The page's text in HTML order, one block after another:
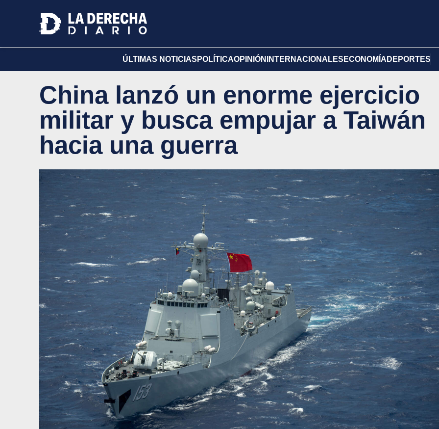
ÚLTIMAS NOTICIAS POLÍTICAOPINIÓN INTERNACIONALES ECONOMÍA DEPORTES
China lanzó un enorme ejercicio
militar y busca empujar a Taiwán
hacia una guerra